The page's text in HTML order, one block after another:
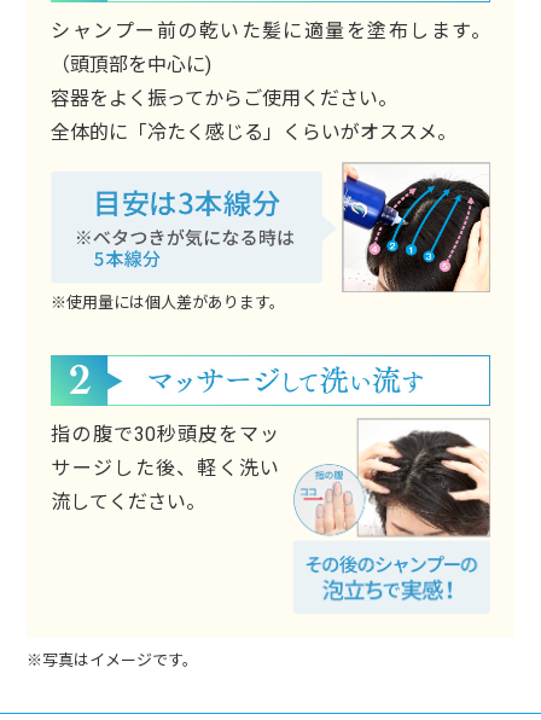
シャンプー前の乾いた髪に適量を塗布します。
（頭頂部を中心に)
容器をよく振ってからご使用ください。
全体的に「冷たく感じる」くらいがオススメ。
※使用量には個人差があります。
指の腹で30秒頭皮をマッ
サージした後、軽く洗い
流してください。
※写真はイメージです。